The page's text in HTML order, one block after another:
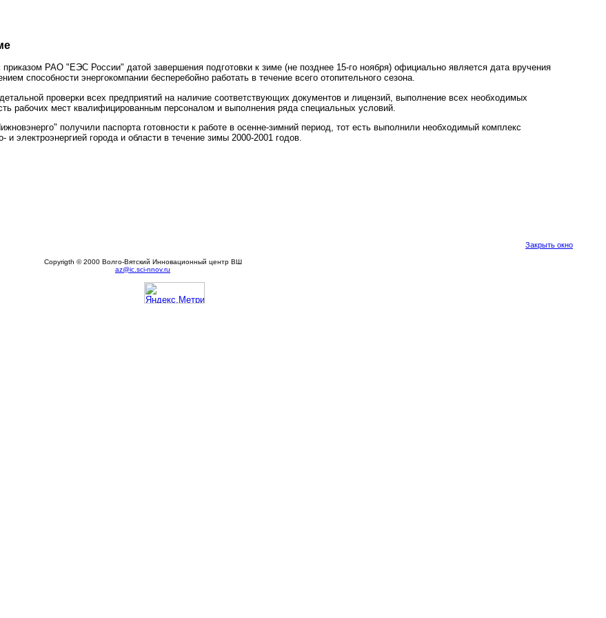
РАО "ЕЭС России" датой завершения подготовки к зиме (не позднее 15-го ноября) официально является дата вручения
способности энергокомпании бесперебойно работать в течение всего отопительного сезона.
проверки всех предприятий на наличие соответствующих документов и лицензий, выполнение всех необходимых
рабочих мест квалифицированным персоналом и выполнения ряда специальных условий.
получили паспорта готовности к работе в осенне-зимний период, тот есть выполнили необходимый комплекс
электроэнергией города и области в течение зимы 2000-2001 годов.
Закрыть окно
Copyrigth © 2000 Волго-Вятский Инновационный центр ВШ
az@ic.sci-nnov.ru